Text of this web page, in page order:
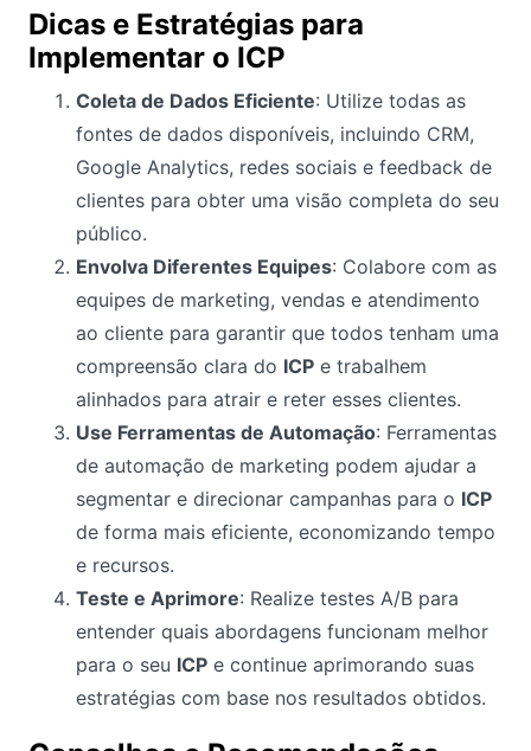
Dicas e Estratégias para
Implementar o ICP
Coleta de Dados Eficiente: Utilize todas as
fontes de dados disponíveis, incluindo CRM,
Google Analytics, redes sociais e feedback de
clientes para obter uma visão completa do seu
público.
Envolva Diferentes Equipes: Colabore com as
equipes de marketing, vendas e atendimento
ao cliente para garantir que todos tenham uma
compreensão clara do ICP e trabalhem
alinhados para atrair e reter esses clientes.
Use Ferramentas de Automação: Ferramentas
de automação de marketing podem ajudar a
segmentar e direcionar campanhas para o ICP
de forma mais eficiente, economizando tempo
e recursos.
Teste e Aprimore: Realize testes A/B para
entender quais abordagens funcionam melhor
para o seu ICP e continue aprimorando suas
estratégias com base nos resultados obtidos.